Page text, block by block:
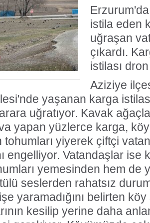
istila eden
uğraşan
çıkardı.
istilası
Aziziye
yaşanan karga
uğratıyor. Kavak
yapan yüzlerce karga,
yiyerek çiftçi
engelliyor. Vatandaşlar ise
yemesinden hem de
seslerden rahatsız
yaramadığını belirten
kesilip yerine daha